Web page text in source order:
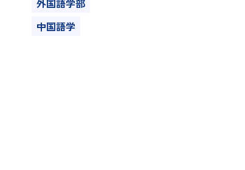
外国語学部
中国語学